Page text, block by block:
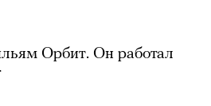
Орбит. Он работал